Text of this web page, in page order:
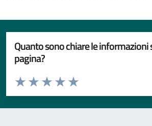
Quanto sono chiare le informazioni
pagina?
Valuta da 1 a 5 stelle la pagina
Valuta 5 stelle su 5
Valuta 4 stelle su 5
Valuta 3 stelle su 5
Valuta 2 stelle su 5
Valuta 1 stelle su 5